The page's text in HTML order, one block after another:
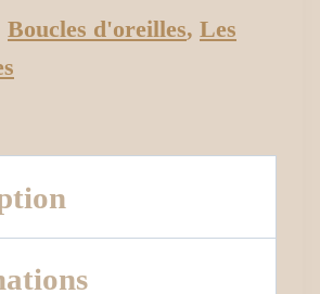
Boucles d'oreilles, Les